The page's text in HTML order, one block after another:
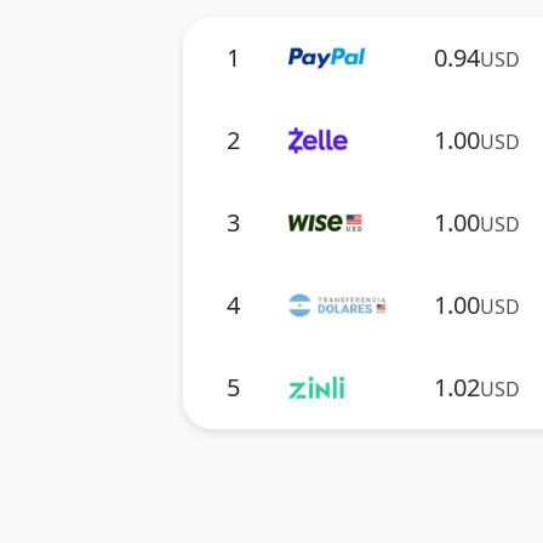
1 0.94USD
2 1.00USD
3 1.00USD
4 1.00USD
5 1.02USD